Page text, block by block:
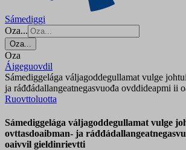
Sámediggi
Oza...
Oza...
Oza
Áigeguovdil
Sámediggelága váljagoddegullamat vulge
ja ráđđádallangeatnegasvuođa ovddideapmi ii
Ruovttoluotta
Sámediggelága váljagoddegullamat vulge
ovttasdoaibman- ja
oaivvil gieldinrievtti